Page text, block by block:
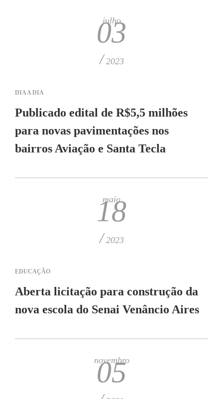
julho
03
/ 2023
DIA A DIA
Publicado edital de R$5,5 milhões
para novas pavimentações nos
bairros Aviação e Santa Tecla
maio
18
/ 2023
EDUCAÇÃO
Aberta licitação para construção da
nova escola do Senai Venâncio Aires
novembro
05